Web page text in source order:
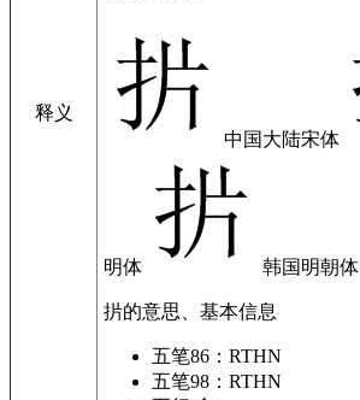
释义
中国大陆宋体
明体 韩国明朝体
扸的意思、基本信息
五笔86：RTHN
五笔98：RTHN